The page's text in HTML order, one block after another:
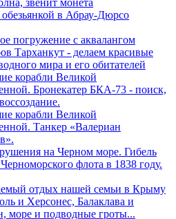
звенит монета
в Абрау-Дюрсо
погружение с аквалангом
Тарханкут - делаем красивые
мира и его обитателей
корабли Великой
Бронекатер БКА-73 - поиск,
корабли Великой
Танкер «Валериан
на Черном море. Гибель
флота в 1838 году.
отдых нашей семьи в Крыму
и Херсонес, Балаклава и
море и подводные гроты...